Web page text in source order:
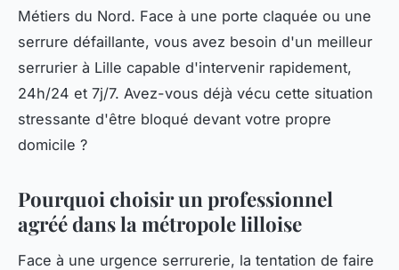
Métiers du Nord. Face à une porte claquée ou une
serrure défaillante, vous avez besoin d'un meilleur
serrurier à Lille capable d'intervenir rapidement,
24h/24 et 7j/7. Avez-vous déjà vécu cette situation
stressante d'être bloqué devant votre propre
domicile ?
Pourquoi choisir un professionnel
agréé dans la métropole lilloise
Face à une urgence serrurerie, la tentation de faire